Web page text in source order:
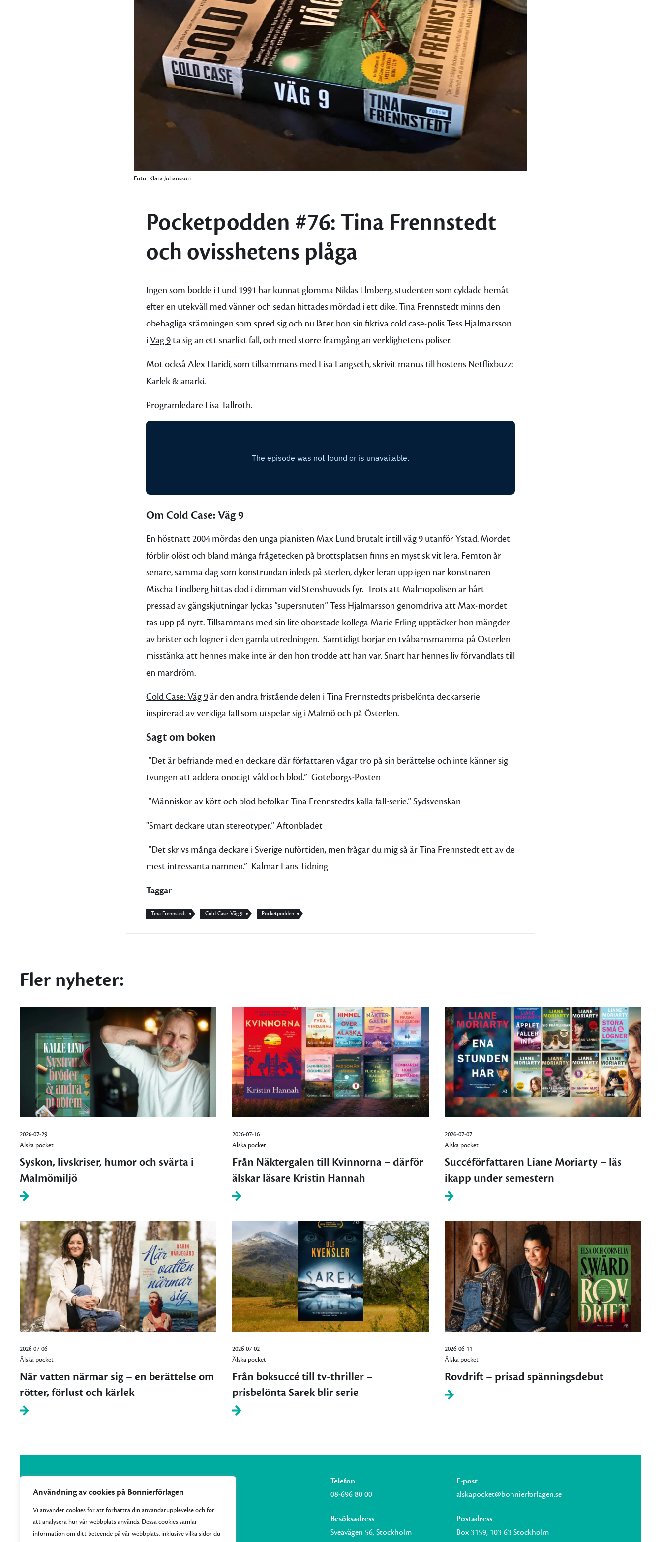
Användning av cookies på Bonnierförlagen
Vi använder cookies för att förbättra din användarupplevelse och för
att analysera hur vår webbplats används. Dessa cookies samlar
information om ditt beteende på vår webbplats, inklusive vilka sidor du
Foto: Klara Johansson
Pocketpodden #76: Tina Frennstedt
och ovisshetens plåga
Ingen som bodde i Lund 1991 har kunnat glömma Niklas Elmberg, studenten som cyklade hemåt
efter en utekväll med vänner och sedan hittades mördad i ett dike. Tina Frennstedt minns den
obehagliga stämningen som spred sig och nu låter hon sin fiktiva cold case-polis Tess Hjalmarsson
i Väg 9ta sig an ett snarlikt fall, och med större framgång än verklighetens poliser.
Möt också Alex Haridi, som tillsammans med Lisa Langseth, skrivit manus till höstens Netflixbuzz:
Kärlek & anarki.
Programledare Lisa Tallroth.
Om Cold Case: Väg 9
En höstnatt 2004 mördas den unga pianisten Max Lund brutalt intill väg 9 utanför Ystad.Mordet
förblir olöst och bland många frågetecken på brottsplatsen finns en mystisk vit lera. Femton år
senare, samma dag som konstrundan inleds på sterlen, dyker leran upp igen när konstnären
Mischa Lindberg hittas död i dimman vid Stenshuvuds fyr. Trots att Malmöpolisen är hårt
pressad av gängskjutningar lyckas ”supersnuten” Tess Hjalmarsson genomdriva att Max-mordet
tas upp på nytt. Tillsammans med sin lite oborstade kollega Marie Erling upptäcker hon mängder
av brister och lögner i den gamla utredningen. Samtidigt börjar en tvåbarnsmamma på Österlen
misstänka att hennes make inte är den hon trodde att han var. Snart har hennes liv förvandlats till
en mardröm.
Cold Case: Väg 9är den andra fristående delen i Tina Frennstedts prisbelönta deckarserie
inspirerad av verkliga fall som utspelar sig i Malmö och på Österlen.
Sagt om boken
”Det är befriande med en deckare där författaren vågar tro på sin berättelse och inte känner sig
tvungen att addera onödigt våld och blod.” Göteborgs-Posten
”Människor av kött och blod befolkar Tina Frennstedts kalla fall-serie.” Sydsvenskan
"Smart deckare utan stereotyper.” Aftonbladet
”Det skrivs många deckare i Sverige nuförtiden, men frågar du mig så är Tina Frennstedt ett av de
mest intressanta namnen.” Kalmar Läns Tidning
Taggar
Tina Frennstedt Cold Case: Väg 9 Pocketpodden
Fler nyheter:
2026-07-29
Älska pocket
Syskon, livskriser, humor och svärta i
Malmömiljö
2026-07-16
Älska pocket
Från Näktergalen till Kvinnorna – därför
älskar läsare Kristin Hannah
2026-07-07
Älska pocket
Succéförfattaren Liane Moriarty – läs
ikapp under semestern
2026-07-06
Älska pocket
När vatten närmar sig – en berättelse om
rötter, förlust och kärlek
2026-07-02
Älska pocket
Från boksuccé till tv-thriller –
prisbelönta Sarek blir serie
2026-06-11
Älska pocket
Rovdrift – prisad spänningsdebut
Vi samlar Bonnierförlagens pocketutgivning och ger
Telefon
08-696 80 00
E-post
alskapocket@bonnierforlagen.se
Besöksadress
Sveavägen 56, Stockholm
Postadress
Box 3159, 103 63 Stockholm